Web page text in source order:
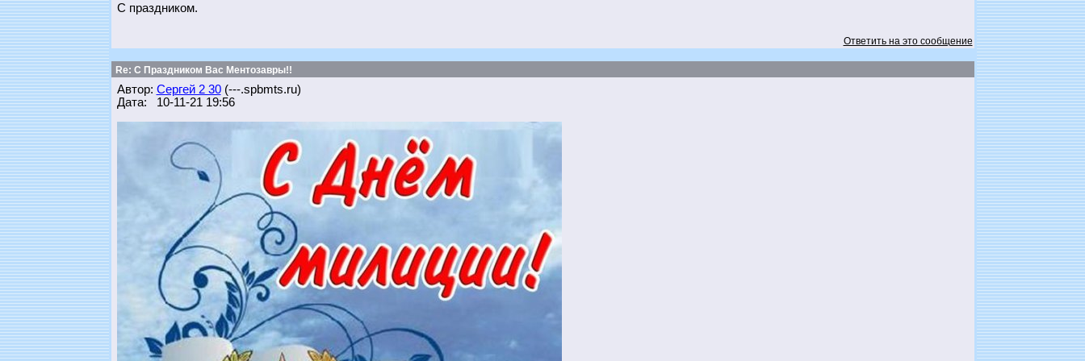
С праздником.
Ответить на это сообщение
Re: С Праздником Вас Ментозавры!!
Автор: Сергей 2 30(---.spbmts.ru)
Дата: 10-11-21 19:56